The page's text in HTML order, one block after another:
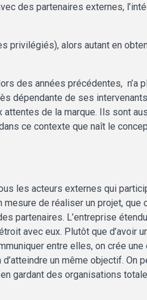
des partenaires externes,
alors autant en
des années précédentes,
dépendante de ses
de la marque. Ils sont
ce contexte que naît le
les acteurs externes qui
de réaliser un projet,
partenaires. L’entreprise
avec eux. Plutôt que d’avoir
entre elles, on crée
un même objectif.
gardant des organisations